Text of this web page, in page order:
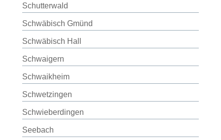
Schutterwald
Schwäbisch Gmünd
Schwäbisch Hall
Schwaigern
Schwaikheim
Schwetzingen
Schwieberdingen
Seebach